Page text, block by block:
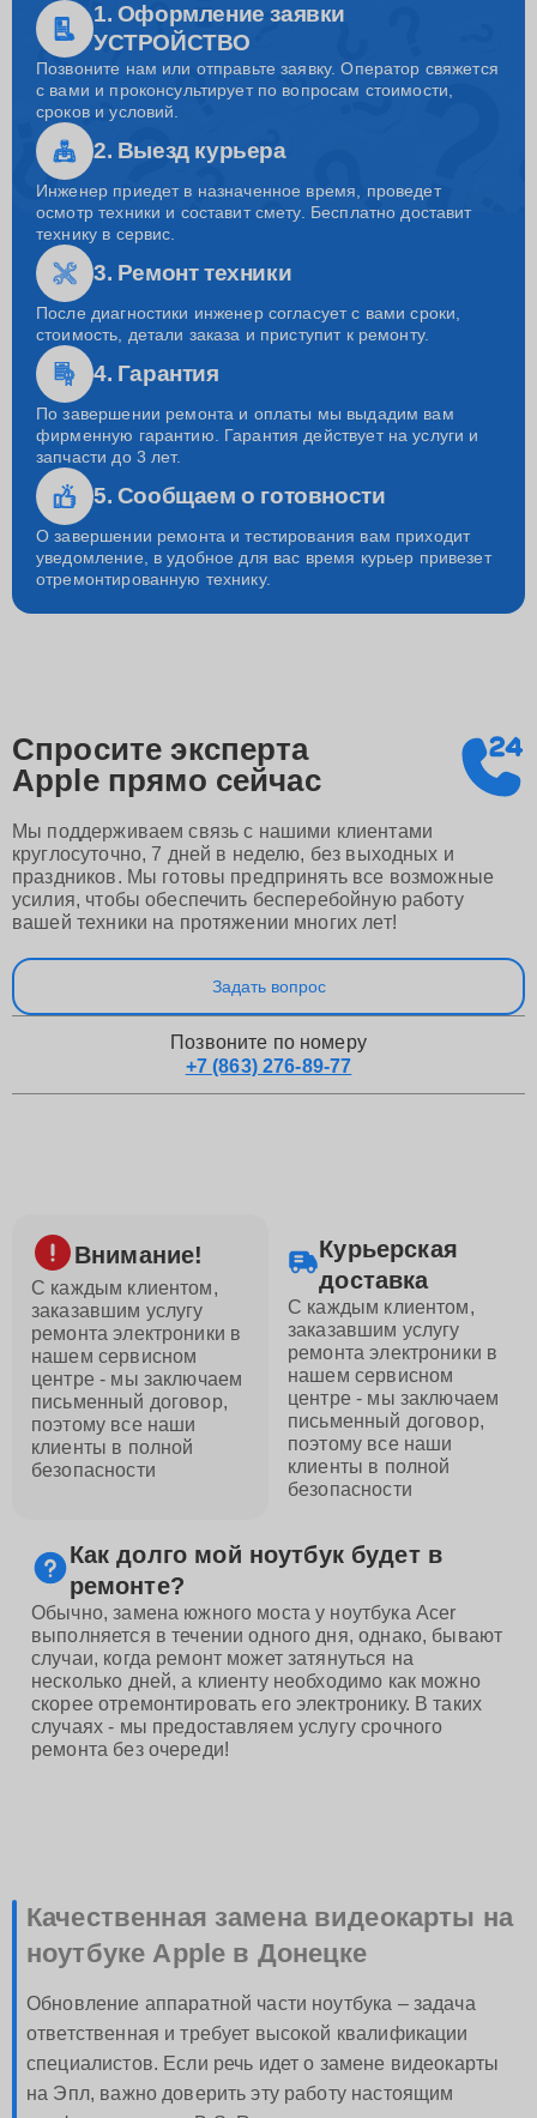
1. Оформление заявки
УСТРОЙСТВО
Позвоните нам или отправьте заявку. Оператор свяжется
с вами и проконсультирует по вопросам стоимости,
сроков и условий.
2. Выезд курьера
Инженер приедет в назначенное время, проведет
осмотр техники и составит смету. Бесплатно доставит
технику в сервис.
3. Ремонт техники
После диагностики инженер согласует с вами сроки,
стоимость, детали заказа и приступит к ремонту.
4. Гарантия
По завершении ремонта и оплаты мы выдадим вам
фирменную гарантию. Гарантия действует на услуги и
запчасти до 3 лет.
5. Сообщаем о готовности
О завершении ремонта и тестирования вам приходит
уведомление, в удобное для вас время курьер привезет
отремонтированную технику.
Спросите эксперта
Apple прямо сейчас
Мы поддерживаем связь с нашими клиентами
круглосуточно, 7 дней в неделю, без выходных и
праздников. Мы готовы предпринять все возможные
усилия, чтобы обеспечить бесперебойную работу
вашей техники на протяжении многих лет!
Задать вопрос
Позвоните по номеру
+7 (863) 276-89-77
Внимание!
С каждым клиентом,
заказавшим услугу
ремонта электроники в
нашем сервисном
центре - мы заключаем
письменный договор,
поэтому все наши
клиенты в полной
безопасности
Курьерская
доставка
С каждым клиентом,
заказавшим услугу
ремонта электроники в
нашем сервисном
центре - мы заключаем
письменный договор,
поэтому все наши
клиенты в полной
безопасности
Как долго мой ноутбук будет в
ремонте?
Обычно, замена южного моста у ноутбука Acer
выполняется в течении одного дня, однако, бывают
случаи, когда ремонт может затянуться на
несколько дней, а клиенту необходимо как можно
скорее отремонтировать его электронику. В таких
случаях - мы предоставляем услугу срочного
ремонта без очереди!
Качественная замена видеокарты на
ноутбуке Apple в Донецке
Обновление аппаратной части ноутбука – задача
ответственная и требует высокой квалификации
специалистов. Если речь идет о замене видеокарты
на Эпл, важно доверить эту работу настоящим